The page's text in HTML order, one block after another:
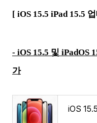
[ iOS 15.5 iPad 15.5
- iOS 15.5 및 iPadOS
가